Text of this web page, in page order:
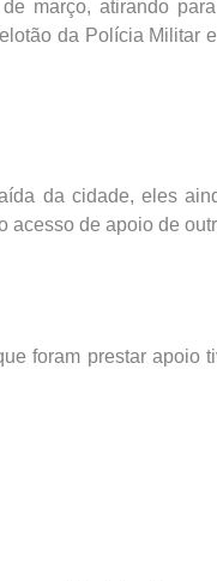
março, atirando
da Polícia Militar
da cidade, eles
acesso de apoio de
foram prestar apoio